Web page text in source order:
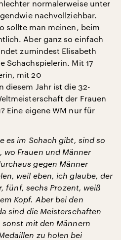
normalerweise unter
nachvollziehbar.
sollte man meinen, beim
Aber ganz so einfach
zumindest Elisabeth
Schachspielerin. Mit 17
mit 20
diesem Jahr ist die 32-
der Frauen
Eine eigene WM nur für
es im Schach gibt, sind so
wo Frauen und Männer
gegen Männer
weil eben, ich glaube, der
fünf, sechs Prozent, weiß
Kopf. Aber bei den
sind die Meisterschaften
mit den Männern
zu holen bei